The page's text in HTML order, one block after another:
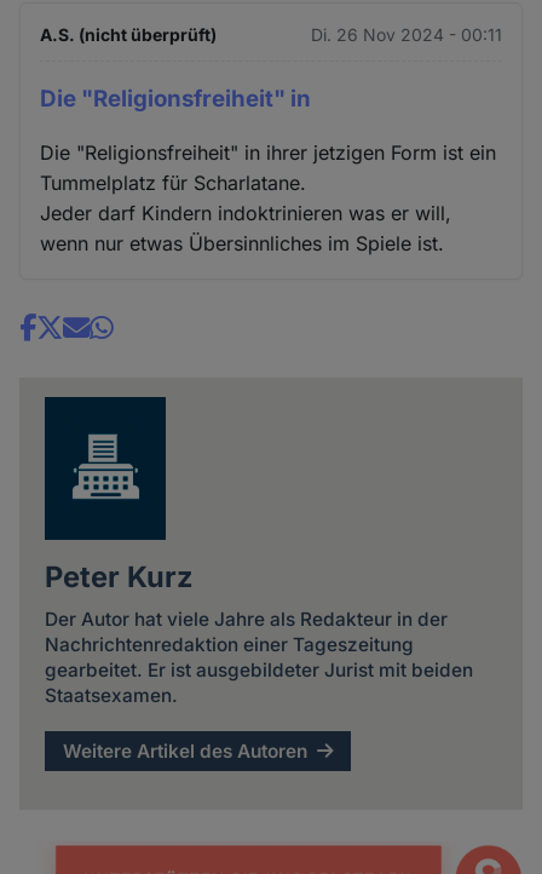
A.S. (nicht überprüft) Di. 26 Nov 2024 - 00:11
Die "Religionsfreiheit" in
Die "Religionsfreiheit" in ihrer jetzigen Form ist ein
Tummelplatz für Scharlatane.
Jeder darf Kindern indoktrinieren was er will,
wenn nur etwas Übersinnliches im Spiele ist.
Share
Peter Kurz
Der Autor hat viele Jahre als Redakteur in der
Nachrichtenredaktion einer Tageszeitung
gearbeitet. Er ist ausgebildeter Jurist mit beiden
Staatsexamen.
Weitere Artikel des Autoren